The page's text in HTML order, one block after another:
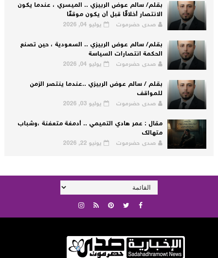
بقلم/ سالم عوض الربيزي .. الميسري ، عندما يكون
الانتصار أخلاقًا قبل أن يكون موقفًا
صدى حضرموت يوليو 04, 2026
بقلم/ سالم عوض الربيزي .. السعودية ، حين تصنع
الحكمة انتصارات السياسة
صدى حضرموت يوليو 04, 2026
بقلم / سالم عوض الربيزي ..عندما ينتصر الزمن
للمواقف
صدى حضرموت يوليو 03, 2026
مقال : عمر هادي التميمي .. أدمغة متعفنة ،وشباب
متهالك
صدى حضرموت يونيو 22, 2026